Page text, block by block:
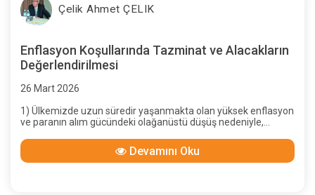
Çelik Ahmet ÇELIK
Enflasyon Koşullarında Tazminat ve Alacakların
Değerlendirilmesi
26 Mart 2026
1) Ülkemizde uzun süredir yaşanmakta olan yüksek enflasyon
ve paranın alım gücündeki olağanüstü düşüş nedeniyle,
alacaktaki değer kaybının giderilmesi gerektiği Anayasa
Mahkemesi kararlaıyla kabul edilmiş, enflasyon ve paranın
Devamını Oku